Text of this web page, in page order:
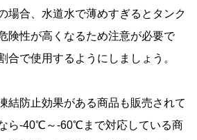
場合、水道水で薄めすぎるとタンク
険性が高くなるため注意が必要で
合で使用するようにしましょう。
結防止効果がある商品も販売されて
ら-40℃～-60℃まで対応している商